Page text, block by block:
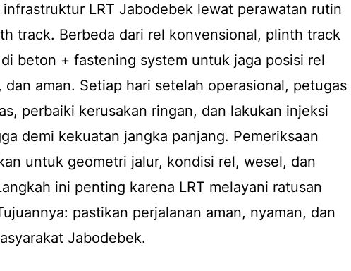
infrastruktur LRT Jabodebek lewat perawatan rutin
track. Berbeda dari rel konvensional, plinth track
beton + fastening system untuk jaga posisi rel
aman. Setiap hari setelah operasional, petugas
perbaiki kerusakan ringan, dan lakukan injeksi
demi kekuatan jangka panjang. Pemeriksaan
untuk geometri jalur, kondisi rel, wesel, dan
ini penting karena LRT melayani ratusan
pastikan perjalanan aman, nyaman, dan
Jabodebek.